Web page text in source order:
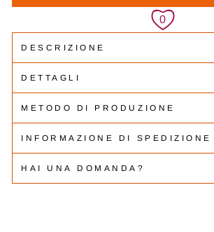
DESCRIZIONE
DETTAGLI
METODO DI PRODUZIONE
INFORMAZIONE DI SPEDIZIONE
HAI UNA DOMANDA?